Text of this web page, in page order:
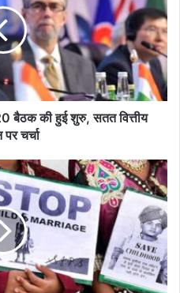
की हुई शुरु, सतत वित्तीय
चर्चा